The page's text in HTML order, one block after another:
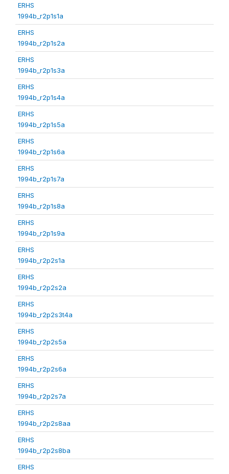
ERHS
1994b_r2p1s1a
ERHS
1994b_r2p1s2a
ERHS
1994b_r2p1s3a
ERHS
1994b_r2p1s4a
ERHS
1994b_r2p1s5a
ERHS
1994b_r2p1s6a
ERHS
1994b_r2p1s7a
ERHS
1994b_r2p1s8a
ERHS
1994b_r2p1s9a
ERHS
1994b_r2p2s1a
ERHS
1994b_r2p2s2a
ERHS
1994b_r2p2s3t4a
ERHS
1994b_r2p2s5a
ERHS
1994b_r2p2s6a
ERHS
1994b_r2p2s7a
ERHS
1994b_r2p2s8aa
ERHS
1994b_r2p2s8ba
ERHS